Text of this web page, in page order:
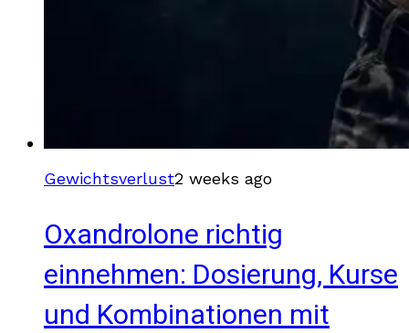
Gewichtsverlust2 weeks ago
Oxandrolone richtig
einnehmen: Dosierung, Kurse
und Kombinationen mit